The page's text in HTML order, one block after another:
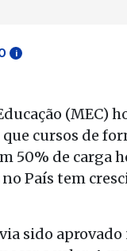
i
(MEC)
cursos de
50% de carga
País tem
sido